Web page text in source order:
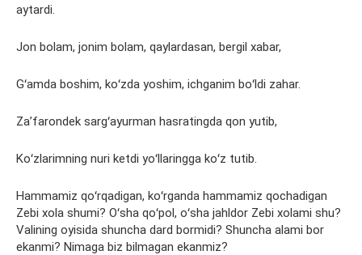
aytardi.
Jon bolam, jonim bolam, qaylardasan, bergil xabar,
Gʻamda boshim, koʻzda yoshim, ichganim boʻldi zahar.
Zaʼfarondek sargʻayurman hasratingda qon yutib,
Koʻzlarimning nuri ketdi yoʻllaringga koʻz tutib.
Hammamiz qoʻrqadigan, koʻrganda hammamiz qochadigan
Zebi xola shumi? Oʻsha qoʻpol, oʻsha jahldor Zebi xolami shu?
Valining oyisida shuncha dard bormidi? Shuncha alami bor
ekanmi? Nimaga biz bilmagan ekanmiz?